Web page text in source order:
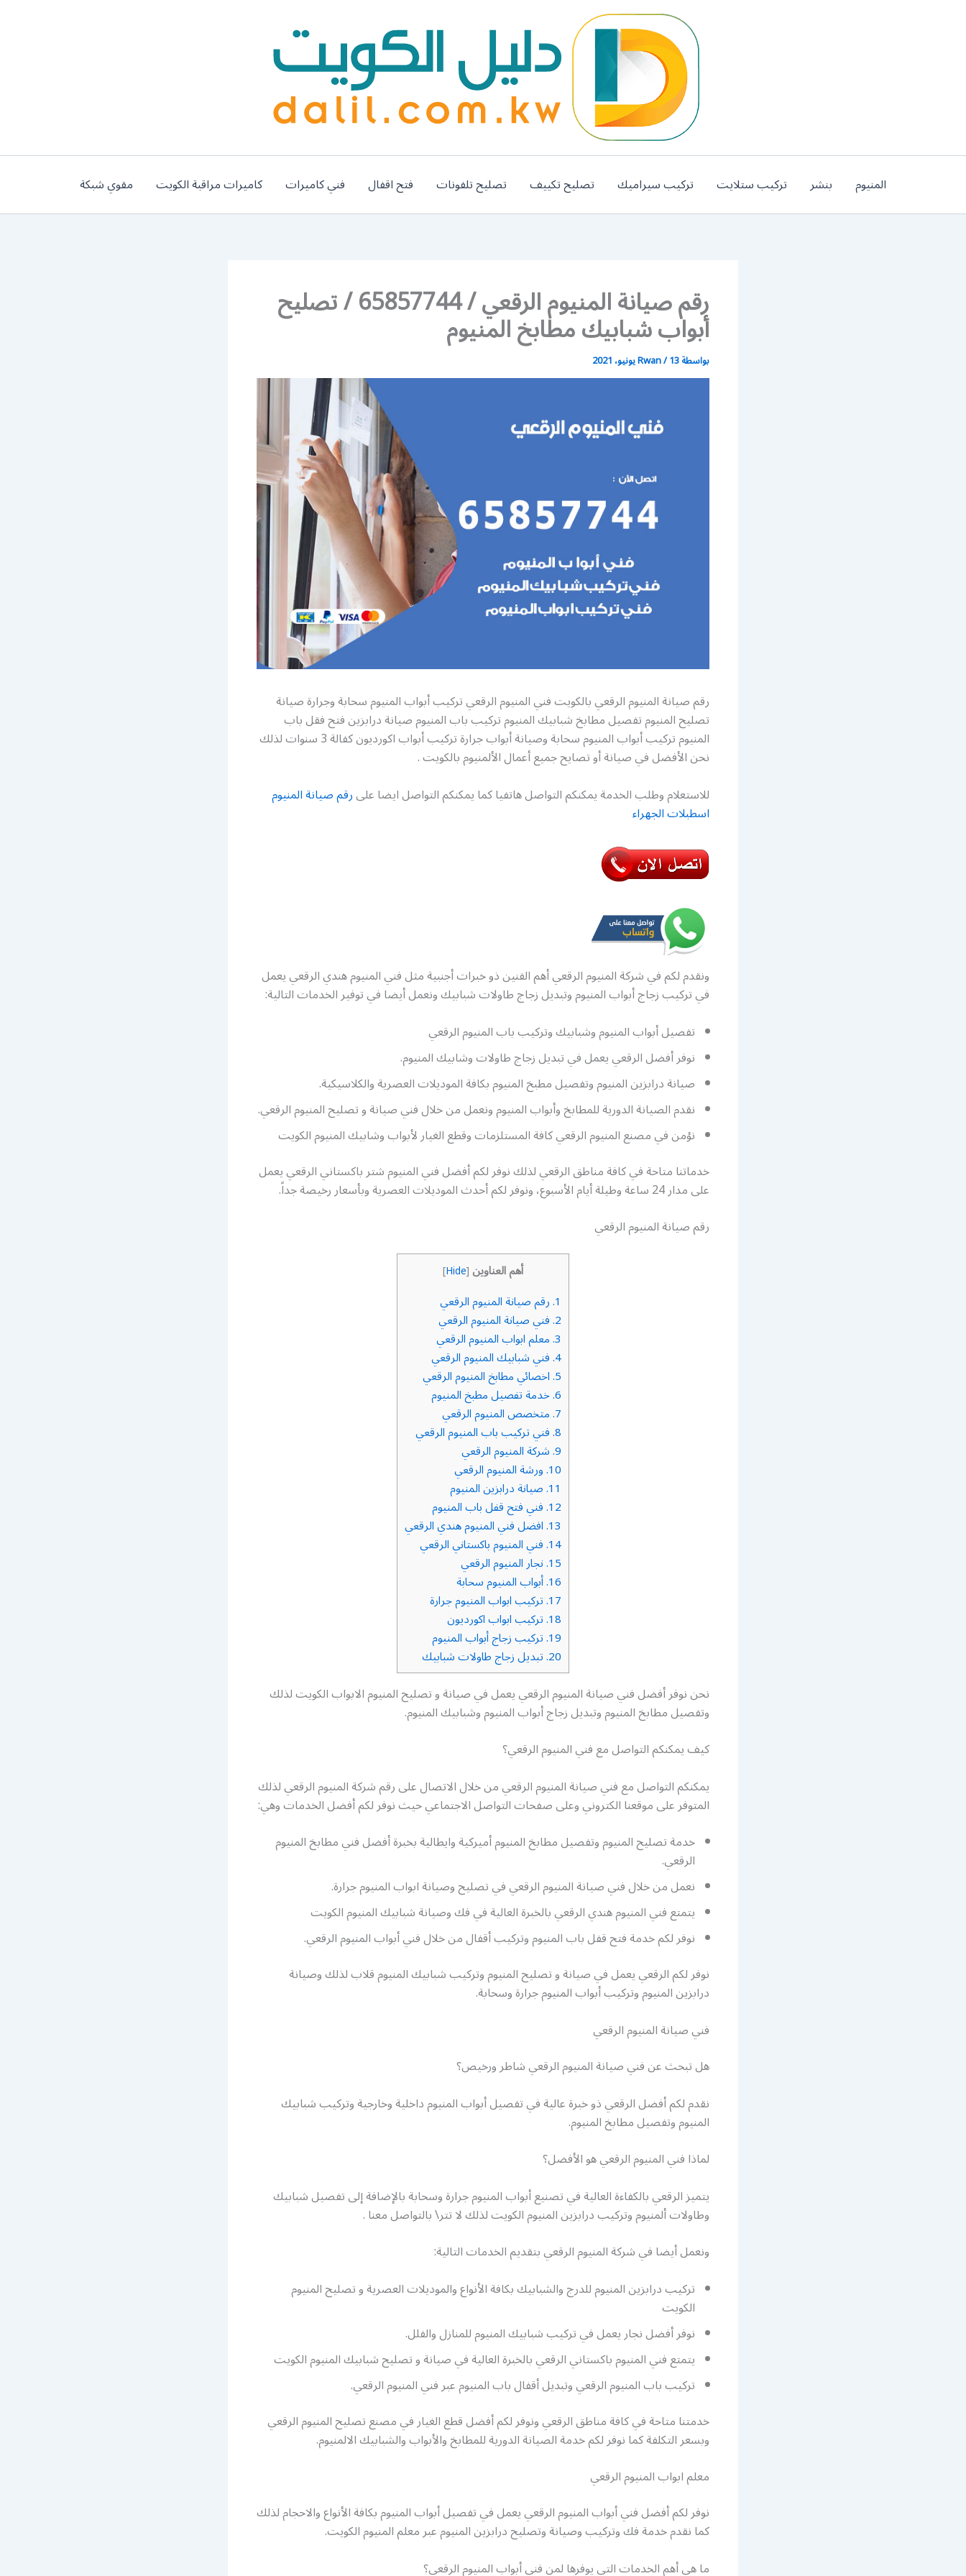
المنيوم بنشر تركيب ستلايت تركيب سيراميك تصليح تكييف تصليح تلفونات فتح اقفال فني كاميرات كاميرات مراقبة الكويت مقوي شبكة
رقم صيانة المنيوم الرقعي / 65857744 / تصليح
أبواب شبابيك مطابخ المنيوم
بواسطة Rwan/13 يونيو، 2021
رقم صيانة المنيوم الرقعي بالكويت فني المنيوم الرقعي تركيب أبواب المنيوم سحابة وجرارة صيانة
تصليح المنيوم تفصيل مطابخ شبابيك المنيوم تركيب باب المنيوم صيانة درابزين فتح فقل باب
المنيوم تركيب أبواب المنيوم سحابة وصيانة أبواب جرارة تركيب أبواب اكورديون كفالة 3 سنوات لذلك
نحن الأفضل في صيانة أو تصايح جميع أعمال الألمنيوم بالكويت .
للاستعلام وطلب الخدمة يمكنكم التواصل هاتفيا كما يمكنكم التواصل ايضا علىرقم صيانة المنيوم
اسطبلات الجهراء
ونقدم لكم في شركة المنيوم الرقعي أهم الفنين ذو خبرات أجنبية مثل فني المنيوم هندي الرقعي يعمل
في تركيب زجاج أبواب المنيوم وتبديل زجاج طاولات شبابيك ونعمل أيضا في توفير الخدمات التالية:
تفصيل أبواب المنيوم وشبابيك وتركيب باب المنيوم الرقعي
نوفر أفضل الرقعي يعمل في تبديل زجاج طاولات وشابيك المنيوم.
صيانة درابزين المنيوم وتفصيل مطبخ المنيوم بكافة الموديلات العصرية والكلاسيكية.
نقدم الصيانة الدورية للمطابخ وأبواب المنيوم ونعمل من خلال فني صيانة و تصليح المنيوم الرقعي.
نؤمن في مصنع المنيوم الرقعي كافة المستلزمات وقطع الغيار لأبواب وشابيك المنيوم الكويت
خدماتنا متاحة في كافة مناطق الرقعي لذلك نوفر لكم أفضل فني المنيوم شتر باكستاني الرقعي يعمل
على مدار 24 ساعة وطيلة أيام الأسبوع، ونوفر لكم أحدث الموديلات العصرية وبأسعار رخيصة جداً.
رقم صيانة المنيوم الرقعي
أهم العناوين [
Hide
]
1. رقم صيانة المنيوم الرقعي
2. فني صيانة المنيوم الرقعي
3. معلم ابواب المنيوم الرقعي
4. فني شبابيك المنيوم الرقعي
5. اخصائي مطابخ المنيوم الرقعي
6. خدمة تفصيل مطبخ المنيوم
7. متخصص المنيوم الرقعي
8. فني تركيب باب المنيوم الرقعي
9. شركة المنيوم الرقعي
10. ورشة المنيوم الرقعي
11. صيانة درابزين المنيوم
12. فني فتح قفل باب المنيوم
13. افضل فني المنيوم هندي الرقعي
14. فني المنيوم باكستاني الرقعي
15. نجار المنيوم الرقعي
16. أبواب المنيوم سحابة
17. تركيب ابواب المنيوم جرارة
18. تركيب ابواب اكورديون
19. تركيب زجاج أبواب المنيوم
20. تبديل زجاج طاولات شبابيك
نحن نوفر أفضل فني صيانة المنيوم الرقعي يعمل في صيانة و تصليح المنيوم الابواب الكويت لذلك
وتفصيل مطابخ المنيوم وتبديل زجاج أبواب المنيوم وشبابيك المنيوم.
كيف يمكنكم التواصل مع فني المنيوم الرقعي؟
يمكنكم التواصل مع فني صيانة المنيوم الرقعي من خلال الاتصال على رقم شركة المنيوم الرقعي لذلك
المتوفر على موقعنا الكتروني وعلى صفحات التواصل الاجتماعي حيث نوفر لكم أفضل الخدمات وهي:
خدمة تصليح المنيوم وتفصيل مطابخ المنيوم أميركية وايطالية بخبرة أفضل فني مطابخ المنيوم
الرقعي.
نعمل من خلال فني صيانة المنيوم الرقعي في تصليح وصيانة ابواب المنيوم جرارة.
يتمتع فني المنيوم هندي الرقعي بالخبرة العالية في فك وصيانة شبابيك المنيوم الكويت
نوفر لكم خدمة فتح قفل باب المنيوم وتركيب أقفال من خلال فني أبواب المنيوم الرقعي.
نوفر لكم الرقعي يعمل في صيانة و تصليح المنيوم وتركيب شبابيك المنيوم قلاب لذلك وصيانة
درابزين المنيوم وتركيب أبواب المنيوم جرارة وسحابة.
فني صيانة المنيوم الرقعي
هل تبحث عن فني صيانة المنيوم الرقعي شاطر ورخيص؟
نقدم لكم أفضل الرقعي ذو خبرة عالية في تفصيل أبواب المنيوم داخلية وخارجية وتركيب شبابيك
المنيوم وتفصيل مطابخ المنيوم.
لماذا فني المنيوم الرقعي هو الأفضل؟
يتميز الرقعي بالكفاءة العالية في تصنيع أبواب المنيوم جرارة وسحابة بالإضافة إلى تفصيل شبابيك
وطاولات ألمنيوم وتركيب درابزين المنيوم الكويت لذلك لا تتر\ بالتواصل معنا .
ونعمل أيضا في شركة المنيوم الرقعي بتقديم الخدمات التالية:
تركيب درابزين المنيوم للدرج والشبابيك بكافة الأنواع والموديلات العصرية و تصليح المنيوم
الكويت
نوفر أفضل نجار يعمل في تركيب شبابيك المنيوم للمنازل والفلل.
يتمتع فني المنيوم باكستاني الرقعي بالخبرة العالية في صيانة و تصليح شبابيك المنيوم الكويت
تركيب باب المنيوم الرقعي وتبديل أقفال باب المنيوم عبر فني المنيوم الرقعي.
خدمتنا متاحة في كافة مناطق الرقعي ونوفر لكم أفضل قطع الغيار في مصنع تصليح المنيوم الرقعي
وبسعر التكلفة كما نوفر لكم خدمة الصيانة الدورية للمطابخ والأبواب والشبابيك الالمنيوم.
معلم ابواب المنيوم الرقعي
نوفر لكم أفضل فني أبواب المنيوم الرقعي يعمل في تفصيل أبواب المنيوم بكافة الأنواع والاحجام لذلك
كما نقدم خدمة فك وتركيب وصيانة وتصليح درابزين المنيوم عبر معلم المنيوم الكويت.
ما هي أهم الخدمات التي يوفرها لمن فني أبواب المنيوم الرقعي؟